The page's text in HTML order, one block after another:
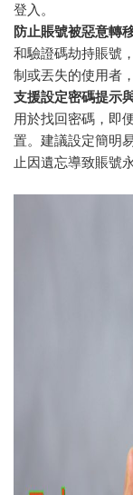
登入。
防止賬號被惡意轉
和驗證碼劫持賬號
制或丟失的使用者
支援設定密碼提示
用於找回密碼，即
置。建議設定簡明
止因遺忘導致賬號